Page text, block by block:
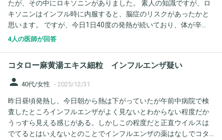
粒になってしまっています。 自分の喉の様子を見てみると、ネッ
ト検索したインフルの陽性の人の喉に似ているような気がしま
す。もし明日からタミフルを摂取しなくなったら、インフルで熱
が出るんじゃないかと怖い思いをしています。またその可能性は
それもとても怖くなっています。 喉の写真を添付しておきます。
とても不安なのですが、どうしたら良いのでしょうか？よろしく
たが、その中にロキソニンがありました。 素人の知識ですが、ロ
キソニンはインフル時に内服すると、脳症のリスクがあったかと
思います。 ですが、今日1日40度の発熱が続いており、体が辛
く、解熱剤を内服したいです。 ロキソニンを内服しても問題ない
4人の医師が回答
コタロー麻黄湯エキス細粒 インフルエンザ疑い
person 40代/女性 - 2025/12/31
昨日昼頃発熱し、今日朝から熱は下がっていたが午前中病院で検
査したところインフルエンザがよく見ないとわからない程度だか
うっすら見える感じがある。しかしこの程度だと正直ウイルスは
でてるとはいえないとのことでインフルエンザの薬はなしでコタ